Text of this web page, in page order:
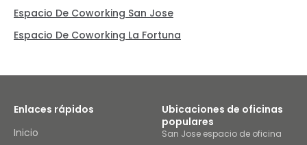
Espacio De Coworking San Jose
Espacio De Coworking La Fortuna
Enlaces rápidos
Inicio
Ubicaciones de oficinas
populares
San Jose espacio de oficina